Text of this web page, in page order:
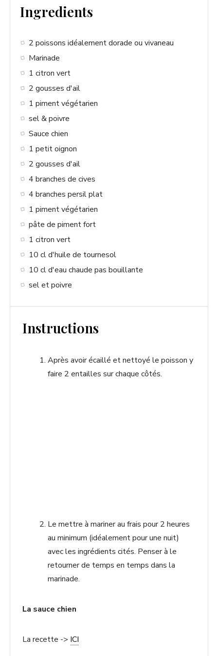
Ingredients
2 poissons idéalement dorade ou vivaneau
Marinade
1 citron vert
2 gousses d'ail
1 piment végétarien
sel & poivre
Sauce chien
1 petit oignon
2 gousses d'ail
4 branches de cives
4 branches persil plat
1 piment végétarien
pâte de piment fort
1 citron vert
10 cl d'huile de tournesol
10 cl d'eau chaude pas bouillante
sel et poivre
Instructions
Après avoir écaillé et nettoyé le poisson y
faire 2 entailles sur chaque côtés.
Le mettre à mariner au frais pour 2 heures
au minimum (idéalement pour une nuit)
avec les ingrédients cités. Penser à le
retourner de temps en temps dans la
marinade.
La sauce chien
La recette -> ICI